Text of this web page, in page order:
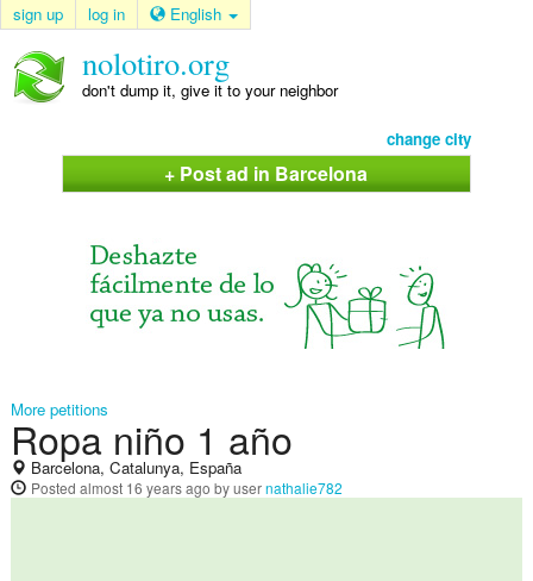
sign up log in English
nolotiro.org
don't dump it, give it to your neighbor
change city
+ Post ad in Barcelona
More petitions
Ropa niño 1 año
Barcelona, Catalunya, España
Posted almost 16 years ago by usernathalie782